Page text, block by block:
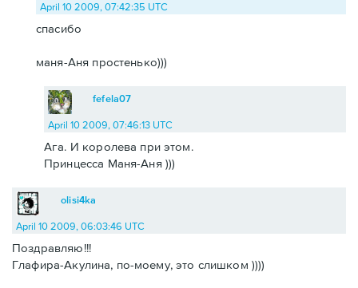
April 10 2009, 07:42:35 UTC
спасибо
маня-Аня простенько)))
fefela07
April 10 2009, 07:46:13 UTC
Ага. И королева при этом.
Принцесса Маня-Аня )))
olisi4ka
April 10 2009, 06:03:46 UTC
Поздравляю!!!
Глафира-Акулина, по-моему, это слишком ))))